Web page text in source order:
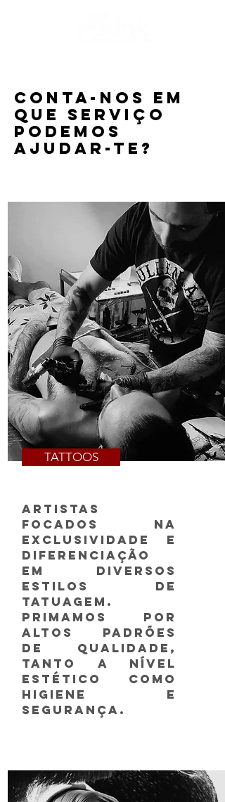
conta- NOS em
que serviço
podemos
ajudar-te?
TATTOOS
Artistas
focados na
exclusividade e
diferenciação
em diversos
estilos de
tatuagem.
Primamos por
altos padrões
de qualidade,
tanto a nível
estético como
Higiene e
Segurança.